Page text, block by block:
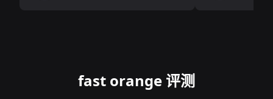
fast orange 评测